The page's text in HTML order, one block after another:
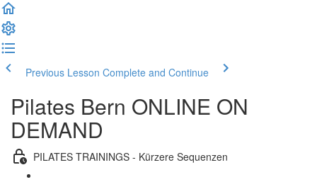
Previous Lesson Complete and Continue
Pilates Bern ONLINE ON
DEMAND
PILATES TRAININGS - Kürzere Sequenzen